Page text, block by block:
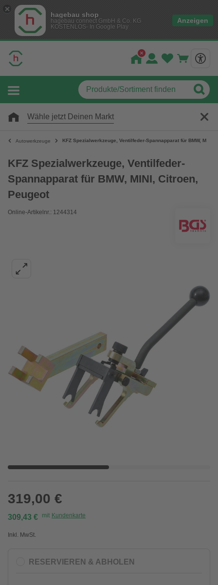
hagebau shop
hagebau connect GmbH & Co. KG
KOSTENLOS- In Google Play
Anzeigen
Wähle jetzt Deinen Markt
Autowerkzeuge KFZ Spezialwerkzeuge, Ventilfeder-Spannapparat für BMW, MINI,
KFZ Spezialwerkzeuge, Ventilfeder-
Spannapparat für BMW, MINI, Citroen,
Peugeot
Online-Artikelnr.: 1244314
319,00 €
309,43 € mit Kundenkarte
Inkl. MwSt.
RESERVIEREN & ABHOLEN